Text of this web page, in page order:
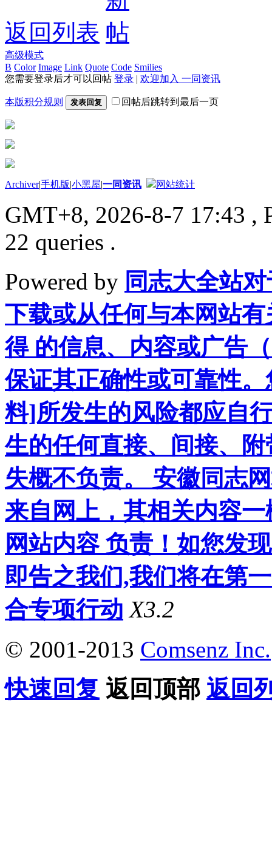
返回列表
高级模式
B Color Image Link Quote Code Smilies
您需要登录后才可以回帖 登录 | 欢迎加入 一同资讯
本版积分规则 发表回复 回帖后跳转到最后一页
Archiver|手机版|小黑屋|一同资讯 网站统计
GMT+8, 2026-8-7 17:43 ,
22 queries .
Powered by 同志大全站
下载或从任何与本网站
得 的信息、内容或广告
保证其正确性或可靠性
料]所发生的风险都应自
生的任何直接、间接、
失概不负责。 安徽同志
来自网上，其相关内容
网站内容 负责！如您发
即告之我们,我们将在第
合专项行动 X3.2
© 2001-2013 Comsenz Inc.
快速回复 返回顶部 返回